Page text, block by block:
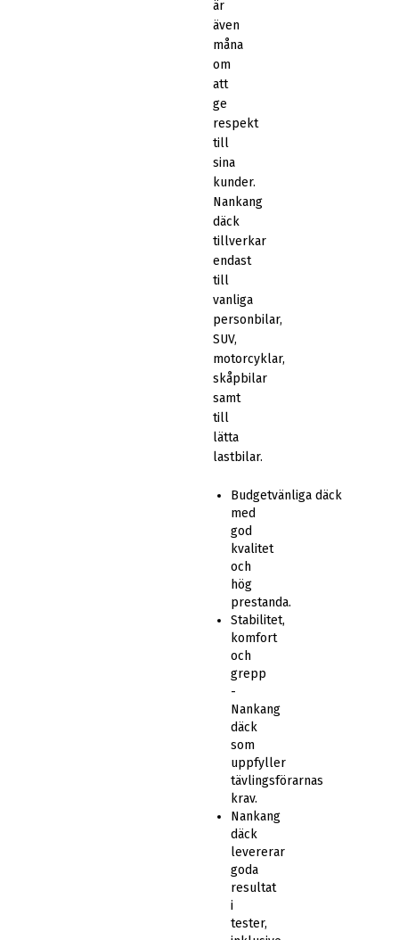
är
även
måna
om
att
ge
respekt
till
sina
kunder.
Nankang
däck
tillverkar
endast
till
vanliga
personbilar,
SUV,
motorcyklar,
skåpbilar
samt
till
lätta
lastbilar.
Budgetvänliga däck
med
god
kvalitet
och
hög
prestanda.
Stabilitet,
komfort
och
grepp
-
Nankang
däck
som
uppfyller
tävlingsförarnas
krav.
Nankang
däck
levererar
goda
resultat
i
tester,